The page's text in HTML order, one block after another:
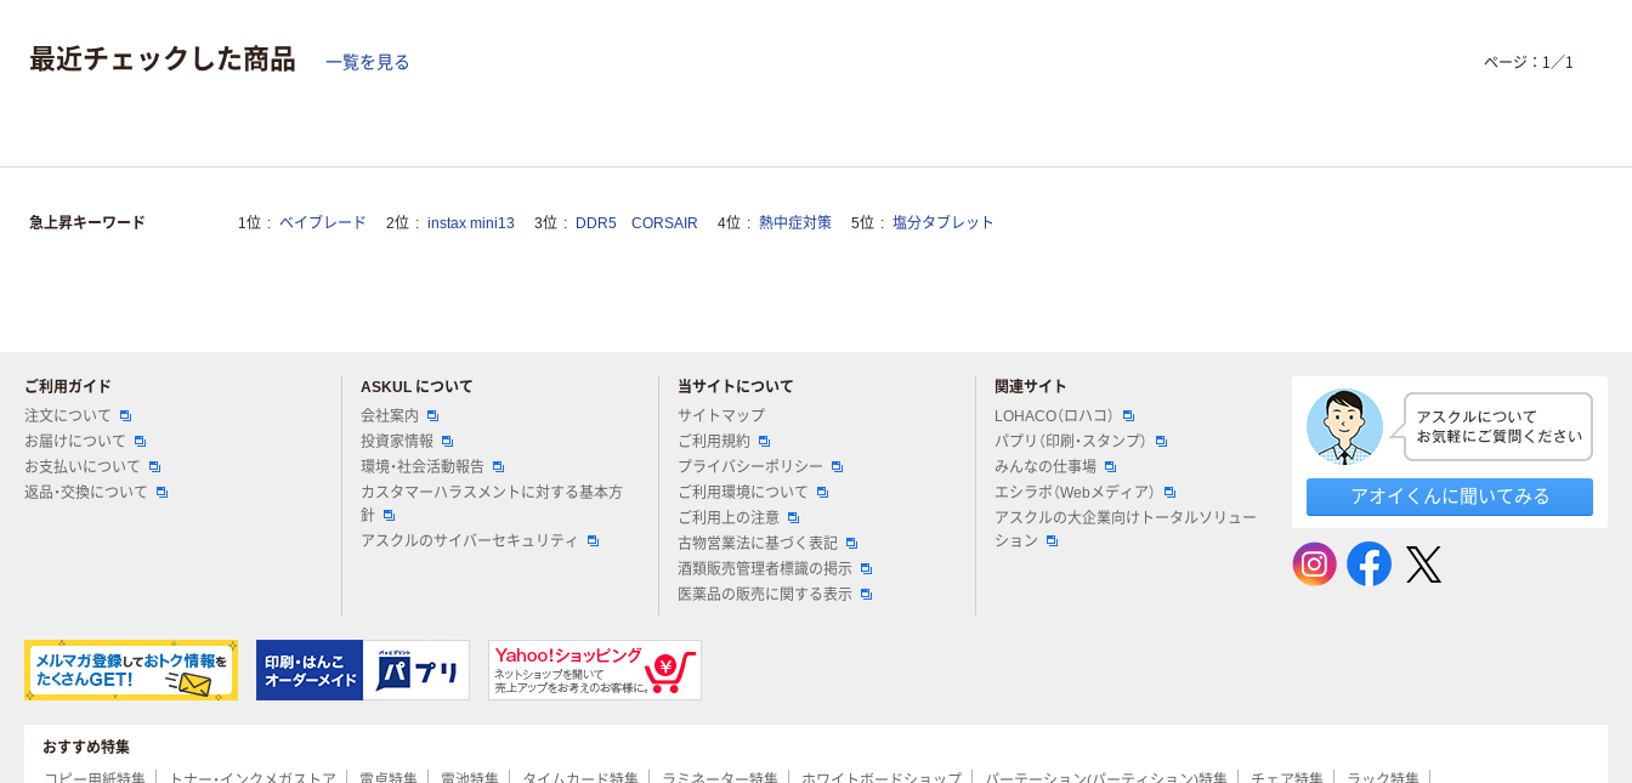
最近チェックした商品 一覧を見る ページ： 1 ／1
急上昇キーワード 1位 ベイブレード 2位 instax mini13 3位 DDR5 CORSAIR 4位 熱中症対策 5位 塩分タブレット
ご利用ガイド
注文について
お届けについて
お支払いについて
返品・交換について
ASKUL について
会社案内
投資家情報
環境・社会活動報告
カスタマーハラスメントに対する基本方
針
アスクルのサイバーセキュリティ
当サイトについて
サイトマップ
ご利用規約
プライバシーポリシー
ご利用環境について
ご利用上の注意
古物営業法に基づく表記
酒類販売管理者標識の掲示
医薬品の販売に関する表示
関連サイト
LOHACO（ロハコ）
パプリ（印刷・スタンプ）
みんなの仕事場
エシラボ（Webメディア）
アスクルの大企業向けトータルソリュー
ション
アオイくんに聞いてみる
おすすめ特集